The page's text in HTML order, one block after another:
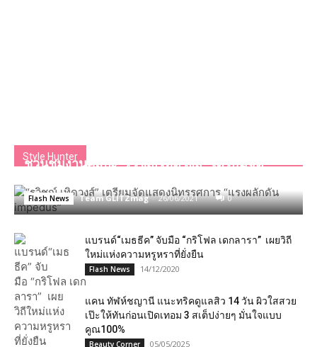
Style Hunter
ชวนชม​งานศิลปะ​”รวิชญ์ เทิดวงส์” เตรียม​จัด
Flash News Team GLITZmag - 26/06/2021 0
แบรนด์“เมธธีค” จับมือ “กริโฟล เดกลารา” เผยวิถี
ใหม่แห่งความหรูหราที่ยั่งยืน
Flash News 14/12/2020
แคน ทัฬห์ชญานี แนะทริคดูแลสิว 14 วัน ผิวใสสวย
เป๊ะให้ทันก่อนเปิดเทอม 3 สเต็ปง่ายๆ มั่นใจแบบ
คูณ100%
Beauty Corner 05/05/2025